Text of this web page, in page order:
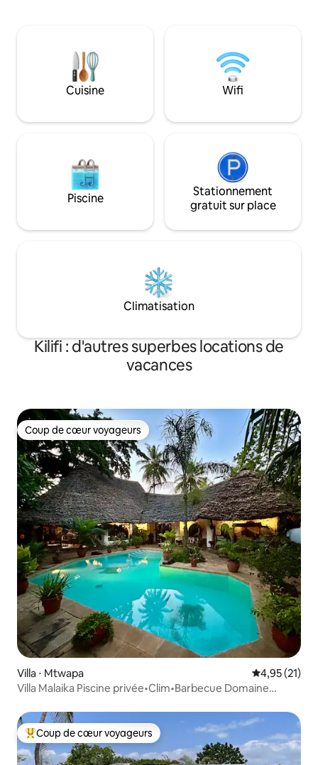
réserve de disponibilité) moyennant des
frais supplémentaires. Nous avons une
politique stricte d'interdiction des fêtes.
C'est dans un quartier calme. Les
en deuxième
quotidien, une
équipée et 2
une piscine sur le
personnes à la
Cuisine Wifi
Piscine
Stationnement
gratuit sur place
Climatisation
Kilifi : d'autres superbes locations de
vacances
Coup de cœur voyageurs
Coup de cœur voyageurs
Villa ⋅ Mtwapa Évaluation
4,95 (21)
Villa Malaika Piscine privée•Clim•Barbecue Domaine
Coups de cœur voyageurs les plus appréciés
Coup de cœur voyageurs